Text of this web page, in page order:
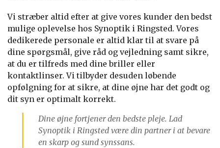
Vi stræber altid efter at give vores kunder den bedst
mulige oplevelse hos Synoptik i Ringsted. Vores
dedikerede personale er altid klar til at svare på
dine spørgsmål, give råd og vejledning samt sikre,
at du er tilfreds med dine briller eller
kontaktlinser. Vi tilbyder desuden løbende
opfølgning for at sikre, at dine øjne har det godt og
dit syn er optimalt korrekt.
Dine øjne fortjener den bedste pleje. Lad
Synoptik i Ringsted være din partner i at bevare
en skarp og sund synssans.